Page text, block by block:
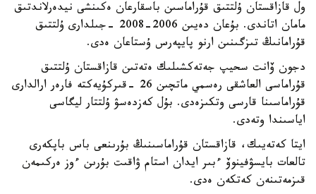
ول قازاقستان ۇلتتىق قۇراماسىن باسقارعان ەكىنشى نيدەرلاندتىق
مامان اتاندى. بۇعان دەيىن 2006-2008 -جىلدارى ۇلتتىق
قۇرامانىڭ تىزگىنىن ارنو پايپەرس ۇستاعان ەدى.
دجون ۆانت سحيپ جەتەكشىلىك ەتەتىن قازاقستان ۇلتتىق
قۇراماسى العاشقى رەسمي ماتچىن 26 -قىركۇيەكتە فارەر ارالدارى
قۇراماسىنا قارسى وتكىزەدى. بۇل كەزدەسۋ ۇلتتار ليگاسى
اياسىندا وتەدى.
ايتا كەتەيىك، قازاقستان قۇراماسىنىڭ بۇرىنعى باس باپكەرى
تالعات بايسۋفينوۆ ءبىر ايدان استام ۋاقىت بۇرىن ءوز ەركىمەن
قىزمەتىنەن كەتكەن ەدى.